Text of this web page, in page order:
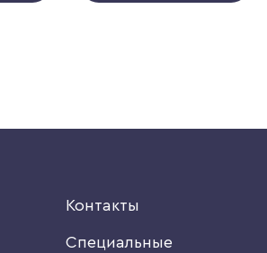
Контакты
Специальные